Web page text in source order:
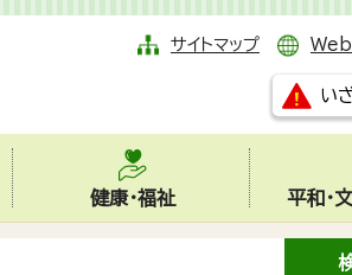
サイトマップ
い
健康・福祉 平和・